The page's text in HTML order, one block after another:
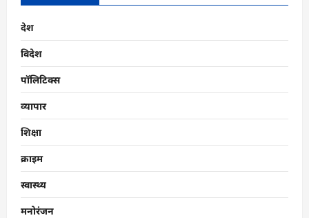
देश
विदेश
पॉलिटिक्स
व्यापार
शिक्षा
क्राइम
स्वास्थ्य
मनोरंजन